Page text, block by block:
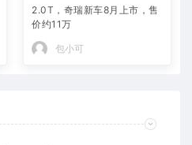
2.0T，奇瑞新车8月上市，售
价约11万
包小可